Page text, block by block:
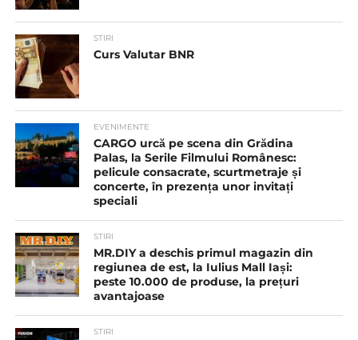
STIRI
Curs Valutar BNR
EVENIMENTE
CARGO urcă pe scena din Grădina
Palas, la Serile Filmului Românesc:
pelicule consacrate, scurtmetraje și
concerte, în prezența unor invitați
speciali
STIRI
MR.DIY a deschis primul magazin din
regiunea de est, la Iulius Mall Iași:
peste 10.000 de produse, la prețuri
avantajoase
STIRI